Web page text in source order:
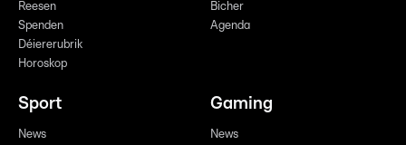
Reesen
Spenden
Déiererubrik
Horoskop
Bicher
Agenda
Sport
News
Gaming
News